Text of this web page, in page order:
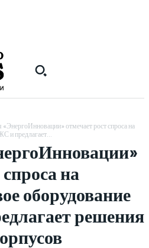
«ЭнергоИнновации» отмечает рост спроса на
и предлагает...
на
оборудование
решения